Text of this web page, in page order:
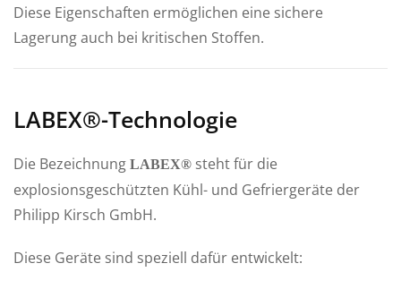
Diese Eigenschaften ermöglichen eine sichere
Lagerung auch bei kritischen Stoffen.
LABEX®-Technologie
Die Bezeichnung LABEX® steht für die
explosionsgeschützten Kühl- und Gefriergeräte der
Philipp Kirsch GmbH.
Diese Geräte sind speziell dafür entwickelt: